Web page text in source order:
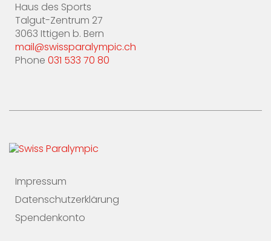
Haus des Sports
Talgut-Zentrum 27
3063 Ittigen b. Bern
mail@swissparalympic.ch
Phone 031 533 70 80
Impressum
Datenschutzerklärung
Spendenkonto